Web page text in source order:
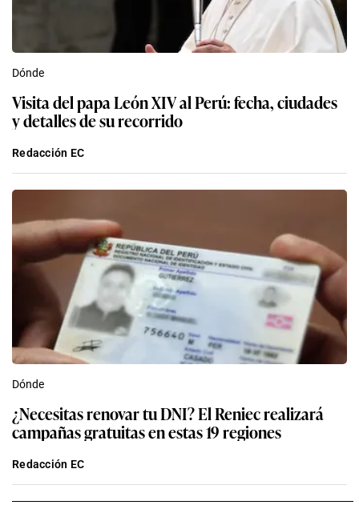
Dónde
Visita del papa León XIV al Perú: fecha, ciudades
y detalles de su recorrido
Redacción EC
Dónde
¿Necesitas renovar tu DNI? El Reniec realizará
campañas gratuitas en estas 19 regiones
Redacción EC